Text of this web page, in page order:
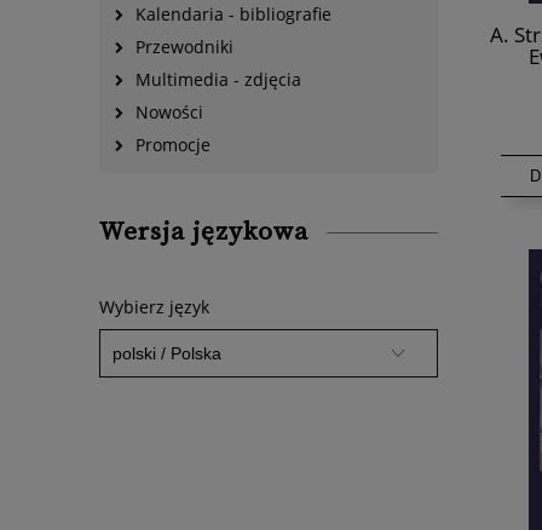
Kalendaria - bibliografie
Przewodniki
Multimedia - zdjęcia
Nowości
Promocje
Wersja językowa
Wybierz język
A.